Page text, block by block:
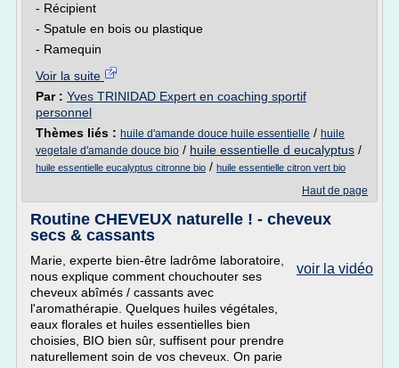
- Récipient
- Spatule en bois ou plastique
- Ramequin
Voir la suite
Par : Yves TRINIDAD Expert en coaching sportif
personnel
Thèmes liés : huile d'amande douce huile essentielle / huile
vegetale d'amande douce bio / huile essentielle d eucalyptus /
huile essentielle eucalyptus citronne bio / huile essentielle citron vert bio
Haut de page
Routine CHEVEUX naturelle ! - cheveux
secs & cassants
voir la vidéo
Marie, experte bien-être ladrôme laboratoire,
nous explique comment chouchouter ses
cheveux abîmés / cassants avec
l'aromathérapie. Quelques huiles végétales,
eaux florales et huiles essentielles bien
choisies, BIO bien sûr, suffisent pour prendre
naturellement soin de vos cheveux. On parie